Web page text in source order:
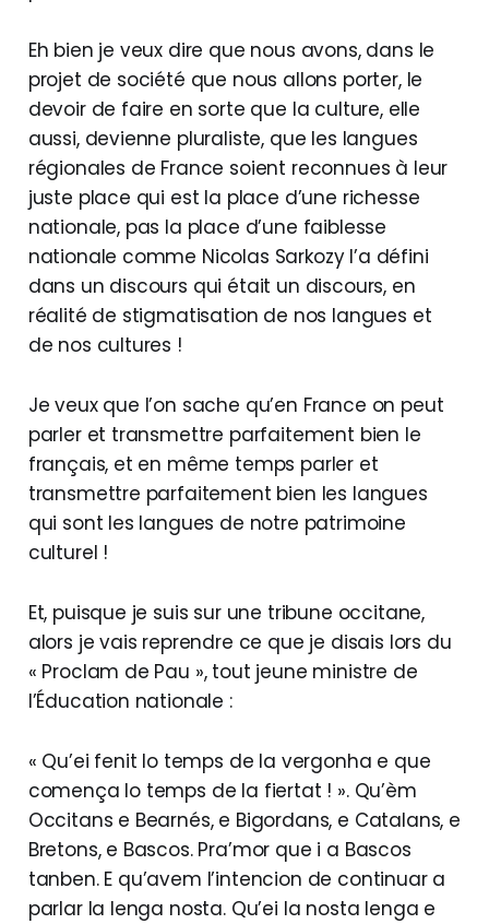
Eh bien je veux dire que nous avons, dans le
projet de société que nous allons porter, le
devoir de faire en sorte que la culture, elle
aussi, devienne pluraliste, que les langues
régionales de France soient reconnues à leur
juste place qui est la place d’une richesse
nationale, pas la place d’une faiblesse
nationale comme Nicolas Sarkozy l’a défini
dans un discours qui était un discours, en
réalité de stigmatisation de nos langues et
de nos cultures !
Je veux que l’on sache qu’en France on peut
parler et transmettre parfaitement bien le
français, et en même temps parler et
transmettre parfaitement bien les langues
qui sont les langues de notre patrimoine
culturel !
Et, puisque je suis sur une tribune occitane,
alors je vais reprendre ce que je disais lors du
« Proclam de Pau », tout jeune ministre de
l’Éducation nationale :
« Qu’ei fenit lo temps de la vergonha e que
comença lo temps de la fiertat ! ». Qu’èm
Occitans e Bearnés, e Bigordans, e Catalans, e
Bretons, e Bascos. Pra’mor que i a Bascos
tanben. E qu’avem l’intencion de continuar a
parlar la lenga nosta. Qu’ei la nosta lenga e